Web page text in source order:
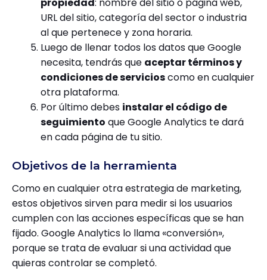
propiedad: nombre del sitio o página web,
URL del sitio, categoría del sector o industria
al que pertenece y zona horaria.
Luego de llenar todos los datos que Google
necesita, tendrás que aceptar términos y
condiciones de servicioscomo en cualquier
otra plataforma.
Por último debes instalar el código de
seguimiento que Google Analytics te dará
en cada página de tu sitio.
Objetivos de la herramienta
Como en cualquier otra estrategia de marketing,
estos objetivos sirven para medir si los usuarios
cumplen con las acciones específicas que se han
fijado. Google Analytics lo llama «conversión»,
porque se trata de evaluar si una actividad que
quieras controlar se completó.